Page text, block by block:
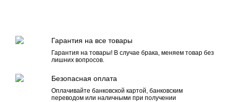
Гарантия на все товары
Гарантия на товары! В случае брака, меняем товар без
лишних вопросов.
Безопасная оплата
Оплачивайте банковской картой, банковским
переводом или наличными при получении